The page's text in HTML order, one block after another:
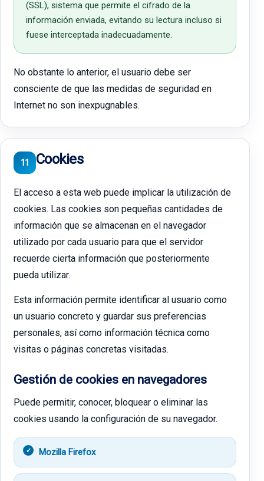
(SSL), sistema que permite el cifrado de la
información enviada, evitando su lectura incluso si
fuese interceptada inadecuadamente.
No obstante lo anterior, el usuario debe ser
consciente de que las medidas de seguridad en
Internet no son inexpugnables.
11 Cookies
El acceso a esta web puede implicar la utilización de
cookies. Las cookies son pequeñas cantidades de
información que se almacenan en el navegador
utilizado por cada usuario para que el servidor
recuerde cierta información que posteriormente
pueda utilizar.
Esta información permite identificar al usuario como
un usuario concreto y guardar sus preferencias
personales, así como información técnica como
visitas o páginas concretas visitadas.
Gestión de cookies en navegadores
Puede permitir, conocer, bloquear o eliminar las
cookies usando la configuración de su navegador.
Mozilla Firefox